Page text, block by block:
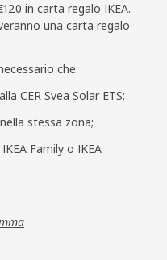
in carta regalo IKEA.
una carta regalo
che:
CER Svea Solar ETS;
stessa zona;
Family o IKEA